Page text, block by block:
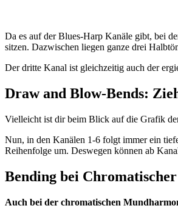
Da es auf der Blues-Harp Kanäle gibt, bei
sitzen. Dazwischen liegen ganze drei
Der dritte Kanal ist gleichzeitig auch der
Draw and Blow-Bends:
Vielleicht ist dir beim Blick auf die Grafik
Nun, in den Kanälen 1-6 folgt immer ein
Reihenfolge um. Deswegen können ab
Bending bei
Auch bei der chromatischen